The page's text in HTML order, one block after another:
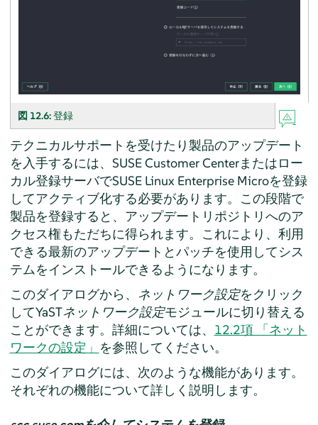
図 12.6:登録
テクニカルサポートを受けたり製品のアップデート
を入手するには、SUSE Customer Centerまたはロー
カル登録サーバでSUSE Linux Enterprise Microを登録
してアクティブ化する必要があります。この段階で
製品を登録すると、アップデートリポジトリへのア
クセス権もただちに得られます。これにより、利用
できる最新のアップデートとパッチを使用してシス
テムをインストールできるようになります。
このダイアログから、 ネットワーク設定をクリック
してYaSTネットワーク設定モジュールに切り替える
ことができます。詳細については、 12.2項 「ネット
ワークの設定」 を参照してください。
このダイアログには、次のような機能があります。
それぞれの機能について詳しく説明します。